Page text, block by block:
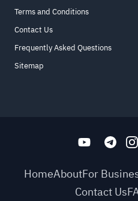
Terms and Conditions
Contact Us
Frequently Asked Questions
Sitemap
HomeAboutFor
Contact Us